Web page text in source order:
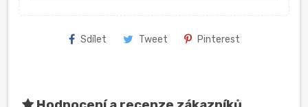
Sdílet Tweet Pinterest